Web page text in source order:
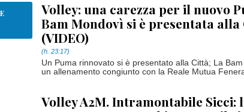
Volley: una carezza per il nuovo
Bam Mondovì si è presentata alla
(VIDEO)
(h. 23:17)
Un Puma rinnovato si è presentato alla Città; La
un allenamento congiunto con la Reale Mutua
Volley A2M. Intramontabile Sicci: